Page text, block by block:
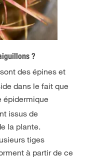
?
des épines et
dans le fait que
épidermique
issus de
la plante.
tiges
à partir de ce